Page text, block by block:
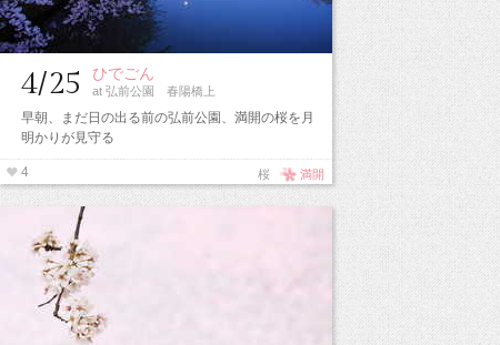
4/25 ひでごん
at 弘前公園 春陽橋上
早朝、まだ日の出る前の弘前公園、満開の桜を月
明かりが見守る
4
桜 満開